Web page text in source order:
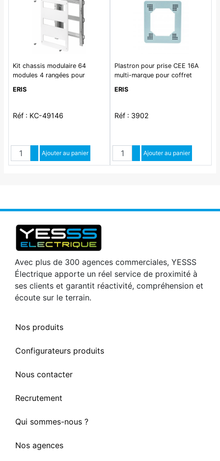
Kit chassis modulaire 64
modules 4 rangées pour
ERIS
Réf : KC-49146
QuantitéAugmenter quantité
Diminuer quantité
Ajouter au panier
Plastron pour prise CEE 16A
multi-marque pour coffret
ERIS
Réf : 3902
QuantitéAugmenter quantité
Diminuer quantité
Ajouter au panier
Avec plus de 300 agences commerciales, YESSS
Électrique apporte un réel service de proximité à
ses clients et garantit réactivité, compréhension et
écoute sur le terrain.
Nos produits
Configurateurs produits
Nous contacter
Recrutement
Qui sommes-nous ?
Nos agences